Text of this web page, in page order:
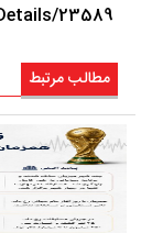
23589
مطالب مرتبط